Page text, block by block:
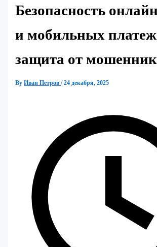
Безопасность
и мобильных
защита от
ByИван Петров/24 декабря, 2025